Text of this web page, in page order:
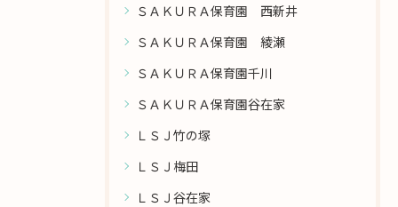
ＳＡＫＵＲＡ保育園 西新井
ＳＡＫＵＲＡ保育園 綾瀬
ＳＡＫＵＲＡ保育園千川
ＳＡＫＵＲＡ保育園谷在家
ＬＳＪ竹の塚
ＬＳＪ梅田
ＬＳＪ谷在家